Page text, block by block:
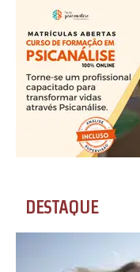
DESTAQUE